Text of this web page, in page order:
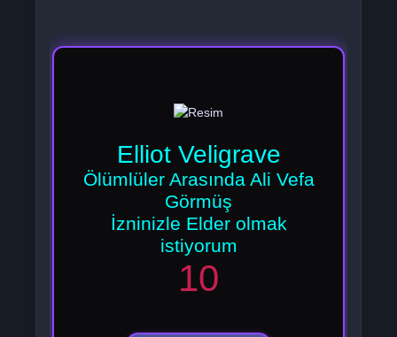
Elliot Veligrave
Ölümlüler Arasında Ali Vefa
Görmüş
İzninizle Elder olmak
istiyorum
10